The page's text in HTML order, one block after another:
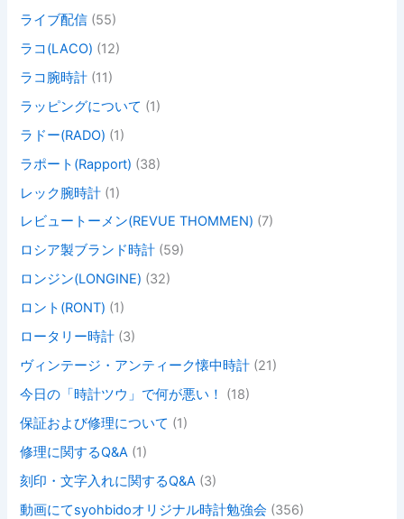
ライブ配信 (55)
ラコ(LACO) (12)
ラコ腕時計 (11)
ラッピングについて (1)
ラドー(RADO) (1)
ラポート(Rapport) (38)
レック腕時計 (1)
レビュートーメン(REVUE THOMMEN) (7)
ロシア製ブランド時計 (59)
ロンジン(LONGINE) (32)
ロント(RONT) (1)
ロータリー時計 (3)
ヴィンテージ・アンティーク懐中時計 (21)
今日の「時計ツウ」で何が悪い！
(18)
保証および修理について (1)
修理に関するQ&A (1)
刻印・文字入れに関するQ&A (3)
動画にてsyohbidoオリジナル時計勉強会 (356)